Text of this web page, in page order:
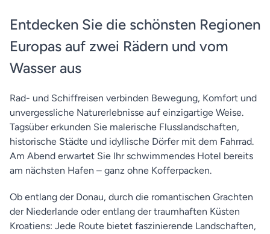
Entdecken Sie die schönsten Regionen
Europas auf zwei Rädern und vom
Wasser aus
Rad- und Schiffreisen verbinden Bewegung, Komfort und
unvergessliche Naturerlebnisse auf einzigartige Weise.
Tagsüber erkunden Sie malerische Flusslandschaften,
historische Städte und idyllische Dörfer mit dem Fahrrad.
Am Abend erwartet Sie Ihr schwimmendes Hotel bereits
am nächsten Hafen – ganz ohne Kofferpacken.
Ob entlang der Donau, durch die romantischen Grachten
der Niederlande oder entlang der traumhaften Küsten
Kroatiens: Jede Route bietet faszinierende Landschaften,